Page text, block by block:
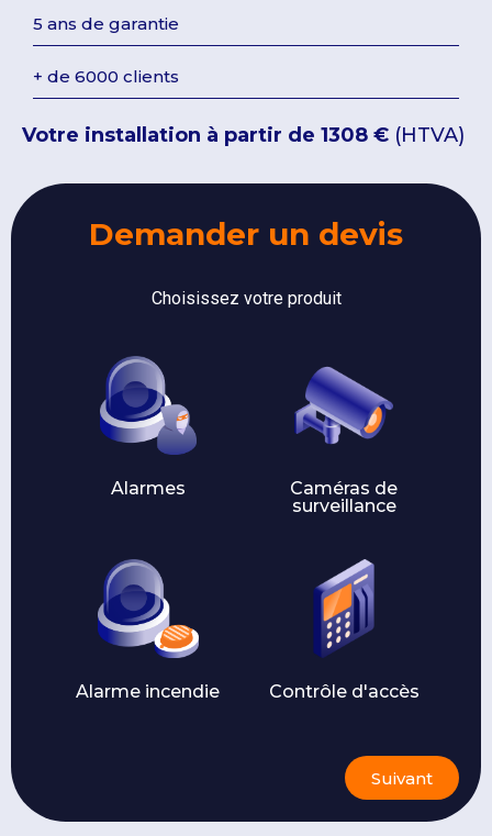
5 ans de garantie
+ de 6000 clients
Votre installation à partir de 1308 € (HTVA)
Demander un devis
Choisissez votre produit
Alarmes
Caméras de
surveillance
Alarme incendie Contrôle d'accès
Suivant